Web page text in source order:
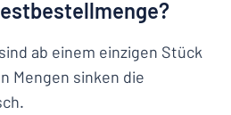
ab einem einzigen Stück
Mengen sinken die